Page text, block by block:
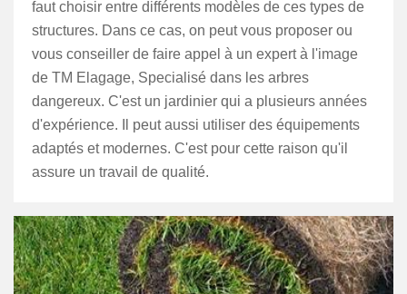
faut choisir entre différents modèles de ces types de
structures. Dans ce cas, on peut vous proposer ou
vous conseiller de faire appel à un expert à l'image
de TM Elagage, Specialisé dans les arbres
dangereux. C'est un jardinier qui a plusieurs années
d'expérience. Il peut aussi utiliser des équipements
adaptés et modernes. C'est pour cette raison qu'il
assure un travail de qualité.